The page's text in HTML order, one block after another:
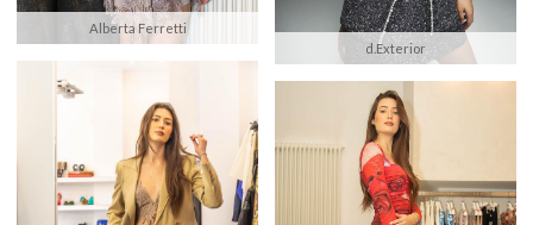
Alberta Ferretti
d.Exterior